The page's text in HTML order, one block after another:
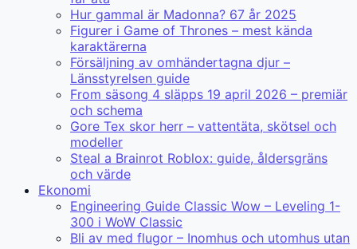
Hur gammal är Madonna? 67 år 2025
Figurer i Game of Thrones – mest kända
karaktärerna
Försäljning av omhändertagna djur –
Länsstyrelsen guide
From säsong 4 släpps 19 april 2026 – premiär
och schema
Gore Tex skor herr – vattentäta, skötsel och
modeller
Steal a Brainrot Roblox: guide, åldersgräns
och värde
Ekonomi
Engineering Guide Classic Wow – Leveling 1-
300 i WoW Classic
Bli av med flugor – Inomhus och utomhus utan